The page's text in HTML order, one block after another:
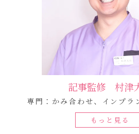
記事監修 村津
専門：かみ合わせ、インプラ
もっと見る